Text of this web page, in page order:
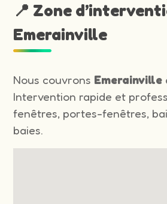
📍 Zone
Emerainville
Nous couvrons Emerainville
Intervention rapide et
fenêtres, portes-fenêtres,
baies.